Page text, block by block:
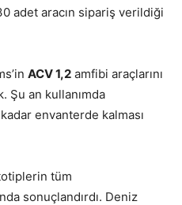
adet aracın sipariş verildiği
ACV 1,2 amfibi araçlarını
Şu an kullanımda
kadar envanterde kalması
tüm
sonuçlandırdı. Deniz